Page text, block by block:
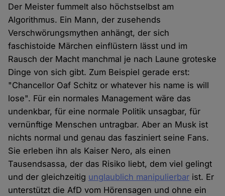
Der Meister fummelt also höchstselbst am
Algorithmus. Ein Mann, der zusehends
Verschwörungsmythen anhängt, der sich
faschistoide Märchen einflüstern lässt und im
Rausch der Macht manchmal je nach Laune groteske
Dinge von sich gibt. Zum Beispiel gerade erst:
"Chancellor Oaf Schitz or whatever his name is will
lose". Für ein normales Management wäre das
undenkbar, für eine normale Politik unsagbar, für
vernünftige Menschen untragbar. Aber an Musk ist
nichts normal und genau das fasziniert seine Fans.
Sie erleben ihn als Kaiser Nero, als einen
Tausendsassa, der das Risiko liebt, dem viel gelingt
und der gleichzeitig unglaublich manipulierbar ist. Er
unterstützt die AfD vom Hörensagen und ohne ein